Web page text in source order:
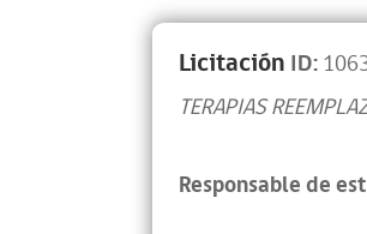
Licitación ID:
TERAPIAS
Responsable de